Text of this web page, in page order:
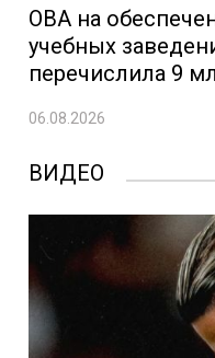
ОВА на
учебных
перечислила 9
06.08.2026
ВИДЕО